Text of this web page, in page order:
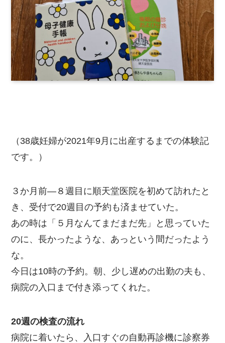
（38歳妊婦が2021年9月に出産するまでの体験記
です。）
３か月前―８週目に順天堂医院を初めて訪れたと
き、受付で20週目の予約も済ませていた。
あの時は「５月なんてまだまだ先」と思っていた
のに、長かったような、あっという間だったよう
な。
今日は10時の予約。朝、少し遅めの出勤の夫も、
病院の入口まで付き添ってくれた。
20週の検査の流れ
病院に着いたら、入口すぐの自動再診機に診察券